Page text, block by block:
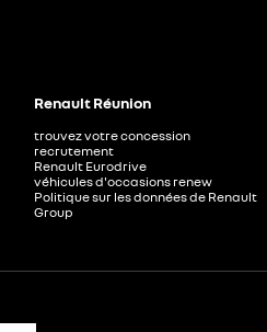
Renault Réunion
trouvez votre concession
recrutement
Renault Eurodrive
véhicules d'occasions renew
Politique sur les données de Renault
Group